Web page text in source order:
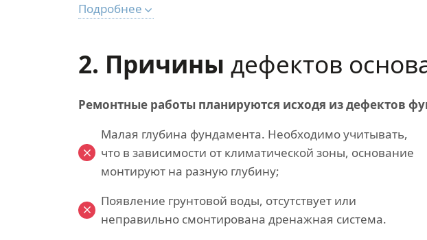
Подробнее
2. Причины​ дефектов
Ремонтные работы планируются исходя из дефектов
Малая глубина фундамента. Необходимо учитывать,
что в зависимости от климатической зоны, основание
монтируют на разную глубину;
Появление грунтовой воды, отсутствует или
неправильно смонтирована дренажная система.